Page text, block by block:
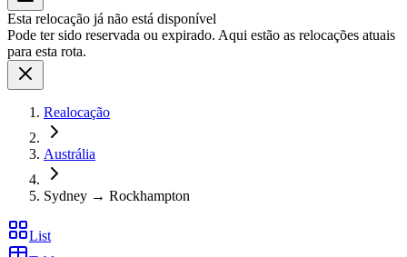
Esta relocação já não está disponível
Pode ter sido reservada ou expirado. Aqui estão as relocações atuais
para esta rota.
Realocação
Austrália
Sydney → Rockhampton
List